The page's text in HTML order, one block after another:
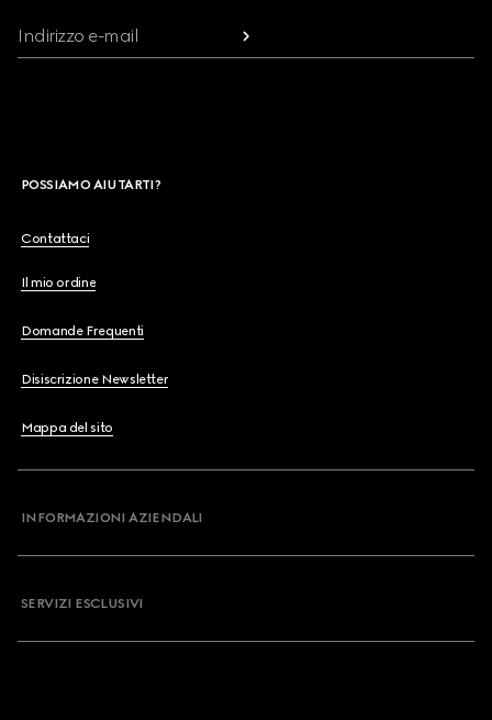
Indirizzo e-mail
POSSIAMO AIUTARTI?
Contattaci
Il mio ordine
Domande Frequenti
Disiscrizione Newsletter
Mappa del sito
INFORMAZIONI AZIENDALI
SERVIZI ESCLUSIVI